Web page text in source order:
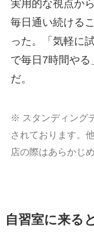
実用的な視点か
毎日通い続ける
った。「気軽に
で毎日7時間や
だ。
※ スタンディング
されております。
店の際はあらかじ
自習室に来る